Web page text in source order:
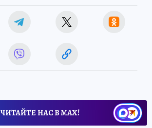
ЧИТАЙТЕ НАС В МАХ!